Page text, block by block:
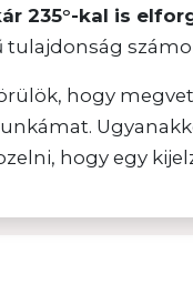
235°-kal is
tulajdonság
hogy
hogy egy